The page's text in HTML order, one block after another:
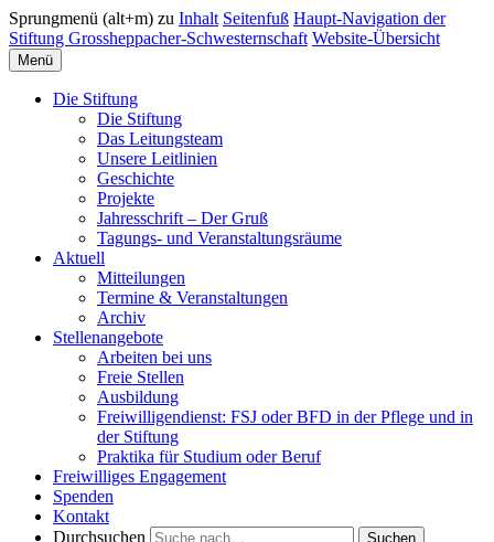
Sprungmenü (alt+m) zu Inhalt Seitenfuß Haupt-Navigation der
Stiftung Grossheppacher-Schwesternschaft Website-Übersicht
Menü
Die Stiftung
Die Stiftung
Das Leitungsteam
Unsere Leitlinien
Geschichte
Projekte
Jahresschrift – Der Gruß
Tagungs- und Veranstaltungsräume
Aktuell
Mitteilungen
Termine & Veranstaltungen
Archiv
Stellenangebote
Arbeiten bei uns
Freie Stellen
Ausbildung
Freiwilligendienst: FSJ oder BFD in der Pflege und in
der Stiftung
Praktika für Studium oder Beruf
Freiwilliges Engagement
Spenden
Kontakt
Durchsuchen
Suchen